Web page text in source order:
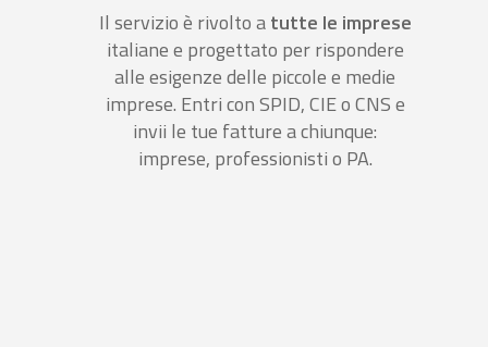
Il servizio è rivolto atutte le imprese
italiane e progettato per rispondere
alle esigenze delle piccole e medie
imprese. Entri con SPID, CIE o CNS e
invii le tue fatture a chiunque:
imprese, professionisti o PA.